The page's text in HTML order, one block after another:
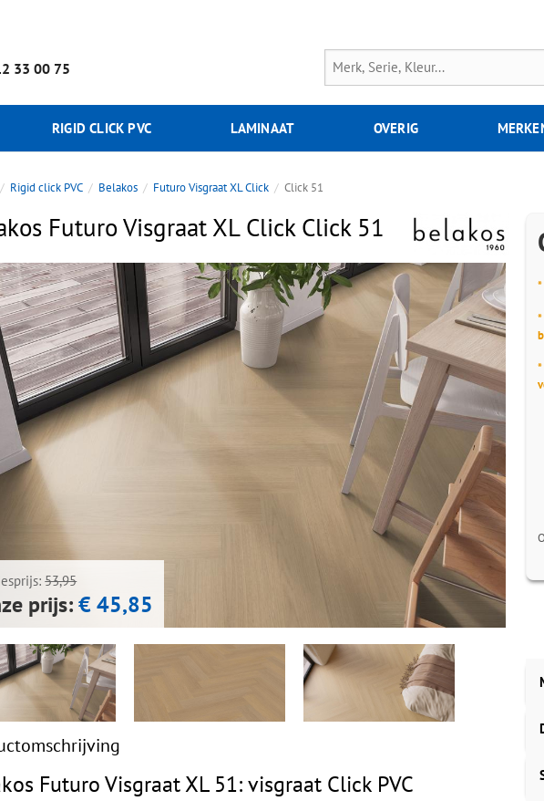
33 00 75
RIGID CLICK PVC LAMINAAT OVERIG
Rigid click PVC Belakos Futuro Visgraat XL Click Click 51
Futuro Visgraat XL Click Click 51
53,95
prijs: € 45,85
Futuro Visgraat XL 51: visgraat Click PVC